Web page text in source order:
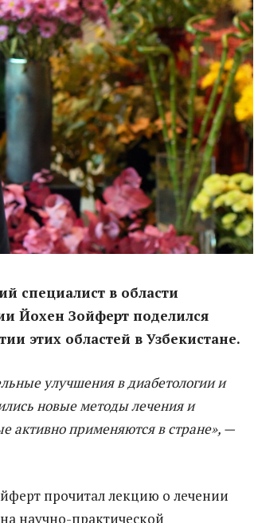
специалист в области
Йохен Зойферт поделился
этих областей в Узбекистане.
улучшения в диабетологии и
новые методы лечения и
активно применяются в стране», —
прочитал лекцию о лечении
научно-практической